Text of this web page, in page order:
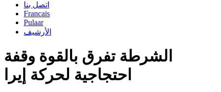
اتصل بنا
Francais
Pulaar
الأرشيف
الشرطة تفرق بالقوة وقفة
احتجاجية لحركة إيرا